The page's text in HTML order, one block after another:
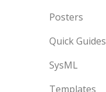
Posters
Quick Guides
SysML
Templates